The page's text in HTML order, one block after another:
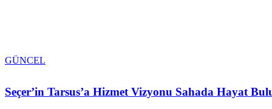
GÜNCEL
Seçer’in Tarsus’a Hizmet Vizyonu Sahada Hayat